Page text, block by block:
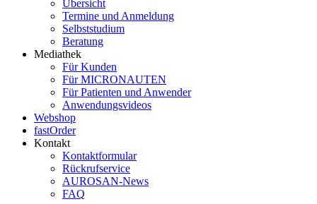
Übersicht
Termine und Anmeldung
Selbststudium
Beratung
Mediathek
Für Kunden
Für MICRONAUTEN
Für Patienten und Anwender
Anwendungsvideos
Webshop
fastOrder
Kontakt
Kontaktformular
Rückrufservice
AUROSAN-News
FAQ